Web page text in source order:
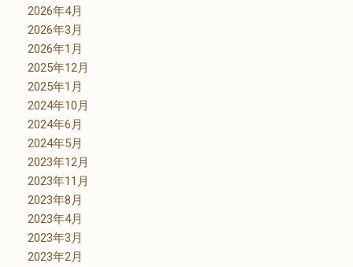
2026年4月
2026年3月
2026年1月
2025年12月
2025年1月
2024年10月
2024年6月
2024年5月
2023年12月
2023年11月
2023年8月
2023年4月
2023年3月
2023年2月